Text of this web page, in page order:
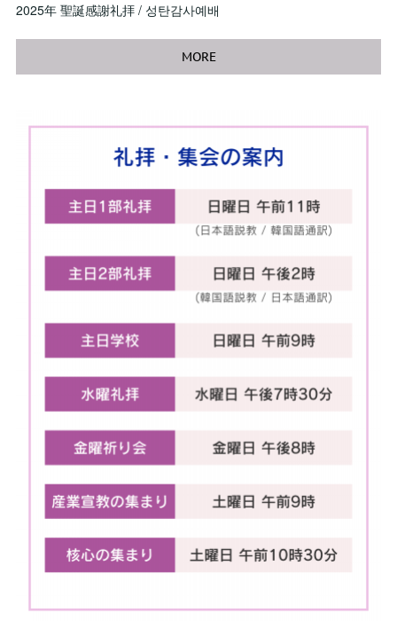
2025年 聖誕感謝礼拝 / 성탄감사예배
MORE